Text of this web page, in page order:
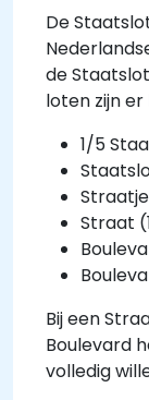
De
de
loten zijn
1/5
Straat
Bij een
Boulevard
volledig